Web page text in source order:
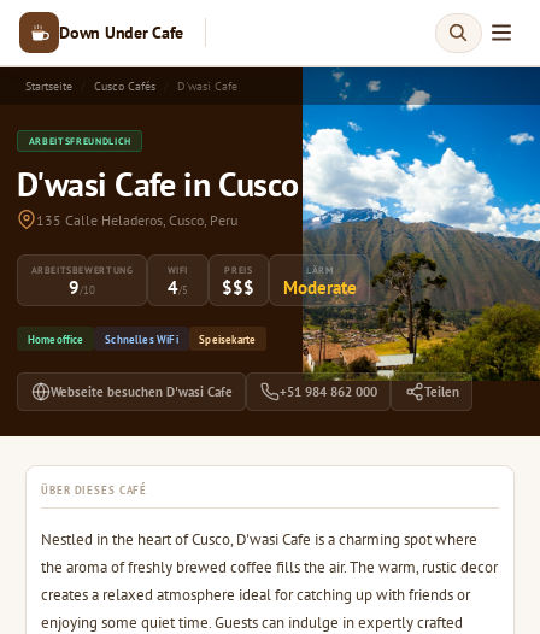
Down Under Cafe
Startseite Cusco Cafés D'wasi Cafe
ARBEITSFREUNDLICH
D'wasi Cafe in Cusco
135 Calle Heladeros, Cusco, Peru
ARBEITSBEWERTUNG
9/10
WIFI
4/5
PREIS
$$$
LÄRM
Moderate
Homeoffice Schnelles WiFi Speisekarte
Webseite besuchen D'wasi Cafe +51 984 862 000 Teilen
ÜBER DIESES CAFÉ
Nestled in the heart of Cusco, D'wasi Cafe is a charming spot where
the aroma of freshly brewed coffee fills the air. The warm, rustic decor
creates a relaxed atmosphere ideal for catching up with friends or
enjoying some quiet time. Guests can indulge in expertly crafted